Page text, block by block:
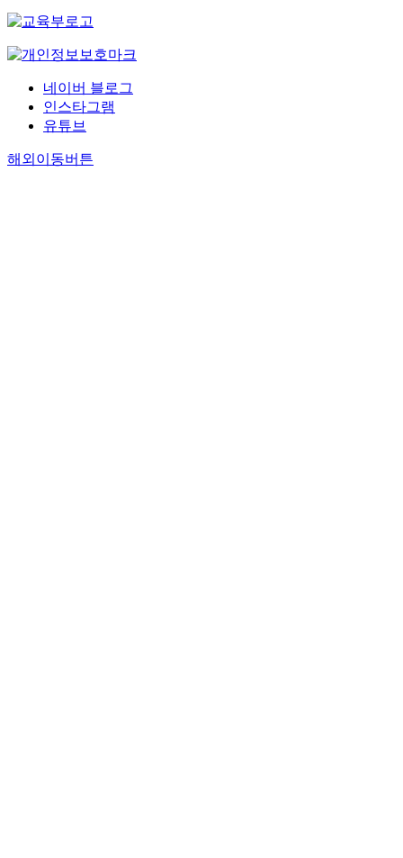
네이버 블로그
인스타그램
유튜브
해외이동버튼